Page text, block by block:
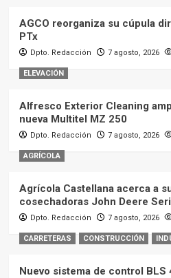
AGCO reorganiza su cúpula
PTx
Dpto. Redacción 7 agosto, 2026
ELEVACIÓN
Alfresco Exterior Cleaning
nueva Multitel MZ 250
Dpto. Redacción 7 agosto, 2026
AGRÍCOLA
Agrícola Castellana acerca a
cosechadoras John Deere
Dpto. Redacción 7 agosto, 2026
CARRETERAS CONSTRUCCIÓN
Nuevo sistema de control BLS